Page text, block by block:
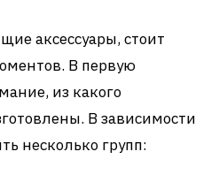
аксессуары, стоит
В первую
из какого
В зависимости
несколько групп: